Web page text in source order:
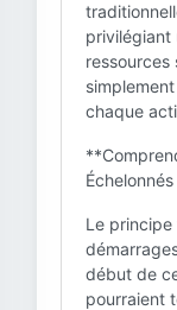
privilégiant
chaque
Le
début de
pourraient